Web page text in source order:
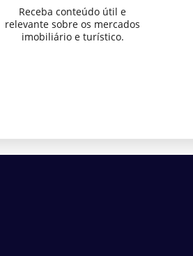
Receba conteúdo útil e
relevante sobre os mercados
imobiliário e turístico.